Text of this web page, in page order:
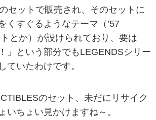
セットで販売され、そのセットに
くすぐるようなテーマ（’57
とか）が設けられており、要は
」という部分でもLEGENDSシリー
ていたわけです。
のセット、未だにリサイク
いちょい見かけますね～。